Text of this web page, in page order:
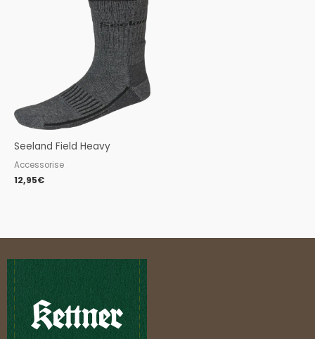
Seeland Field Heavy
Accessorise
12,95€